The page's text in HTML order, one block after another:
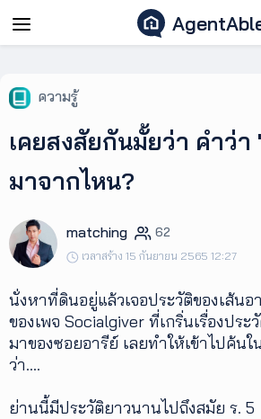
AgentAble
เอเจ
AgentClub
ความรู้
เคยสงสัยกันมั้ยว่า คำว่า
มาจากไหน?
matching 62
เวลาสร้าง 15 กันยายน 2565 12:27
นั่งหาที่ดินอยู่แล้วเจอประวัติของเส้นอ
ของเพจ Socialgiver ที่เกริ่นเรื่องปร
มาของซอยอารีย์ เลยทำให้เข้าไปค้น
ว่า….
ย่านนี้มีประวัติยาวนานไปถึงสมัย ร. 5